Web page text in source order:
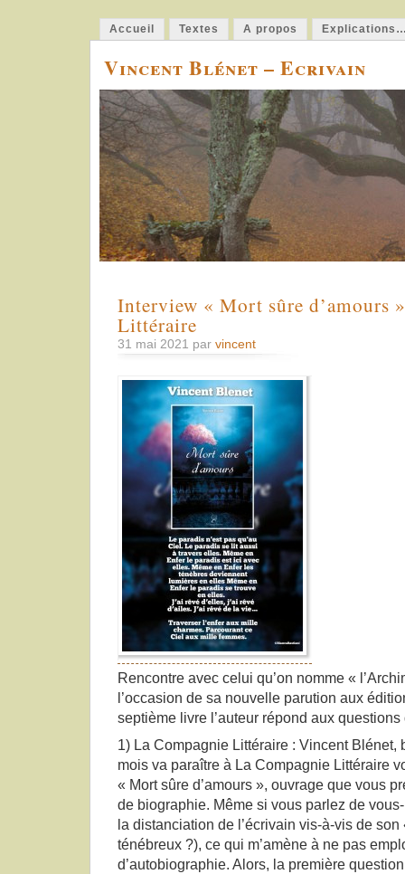
Accueil Textes A propos
Vincent Blénet – Ecrivain
Interview « Mort sûre d’amours
Littéraire
31 mai 2021 par vincent
Rencontre avec celui qu’on nomme «
l’occasion de sa nouvelle parution aux
septième livre l’auteur répond aux
1) La Compagnie Littéraire : Vincent Blénet,
mois va paraître à La Compagnie Littéraire
« Mort sûre d’amours », ouvrage que vous
de biographie. Même si vous parlez de
la distanciation de l’écrivain vis-à-vis de son
ténébreux ?), ce qui m’amène à ne pas
d’autobiographie. Alors, la première